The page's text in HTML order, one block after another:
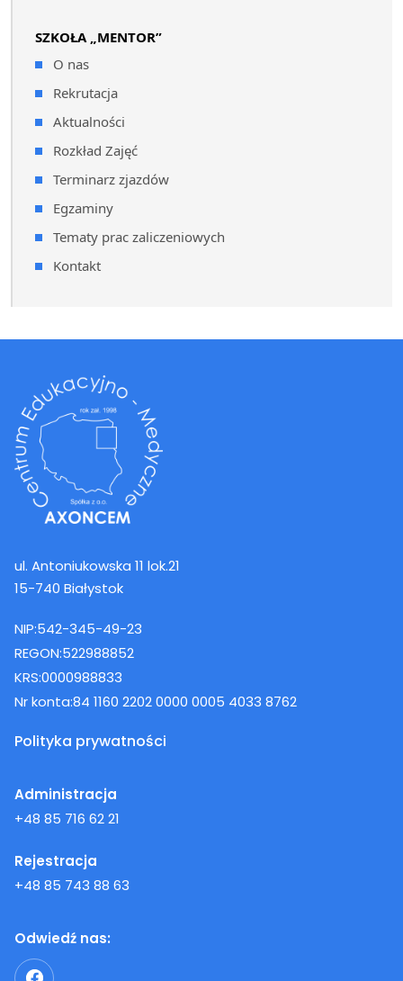
SZKOŁA „MENTOR”
O nas
Rekrutacja
Aktualności
Rozkład Zajęć
Terminarz zjazdów
Egzaminy
Tematy prac zaliczeniowych
Kontakt
ul. Antoniukowska 11 lok.21
15-740 Białystok
NIP:542-345-49-23
REGON:522988852
KRS:0000988833
Nr konta:84 1160 2202 0000 0005 4033 8762
Polityka prywatności
Administracja
+48 85 716 62 21
Rejestracja
+48 85 743 88 63
Odwiedź nas: